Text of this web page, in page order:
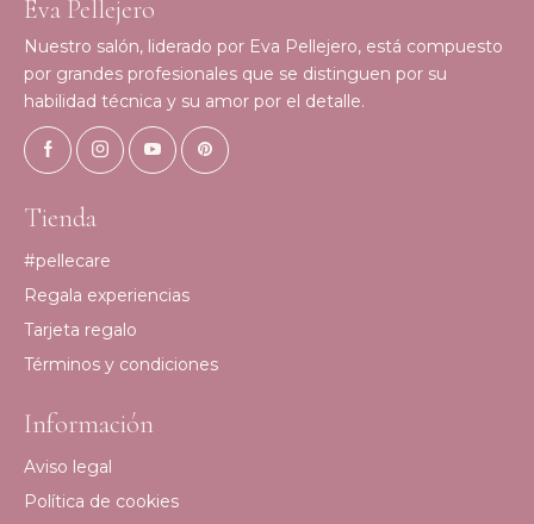
Eva Pellejero
Nuestro salón, liderado por Eva Pellejero, está compuesto
por grandes profesionales que se distinguen por su
habilidad técnica y su amor por el detalle.
Tienda
#pellecare
Regala experiencias
Tarjeta regalo
Términos y condiciones
Información
Aviso legal
Política de cookies